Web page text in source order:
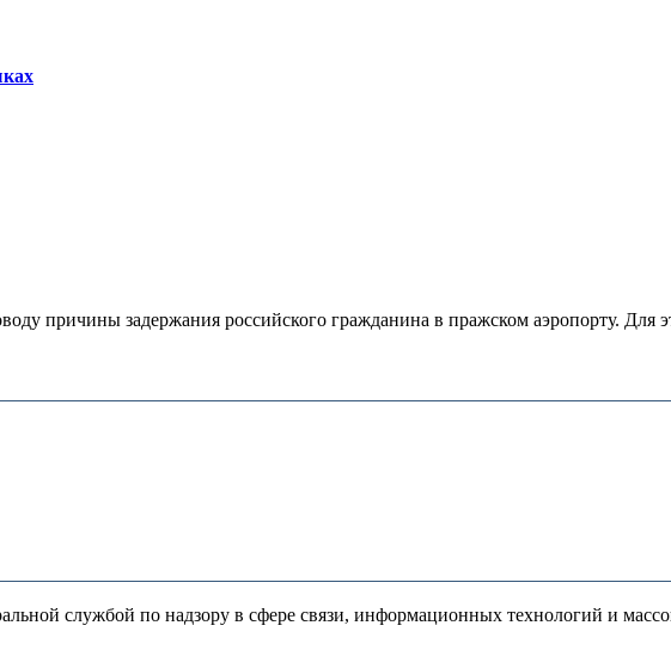
причины задержания российского гражданина в пражском аэропорту. Для
службой по надзору в сфере связи, информационных технологий и